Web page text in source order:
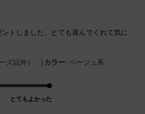
トしました。とても喜んでくれて気に
ズ以外） | カラー: ベージュ系
とてもよかった